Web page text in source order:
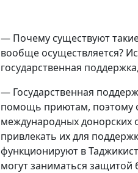
— Почему существуют
вообще осуществляется?
государственная
— Государственная
помощь приютам, поэтому
международных донорских
привлекать их для
функционируют в
могут заниматься защитой